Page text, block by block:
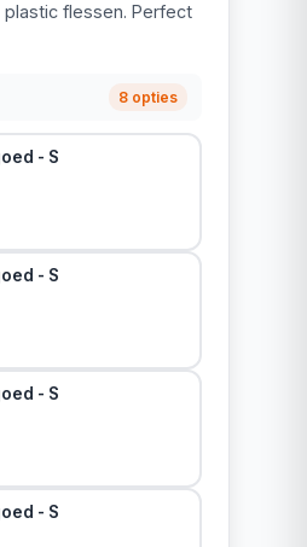
flessen. Perfect
8 opties
- S
- S
- S
- S